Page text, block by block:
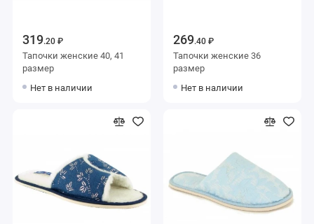
319.20 ₽
Тапочки женские 40, 41
размер
Нет в наличии
269.40 ₽
Тапочки женские 36
размер
Нет в наличии